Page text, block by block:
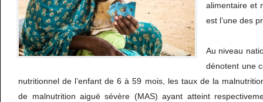
alimentaire et
est l’une des
Au niveau
dénotent une
nutritionnel de l’enfant de 6 à 59 mois, les taux de la
de malnutrition aiguë sévère (MAS) ayant atteint